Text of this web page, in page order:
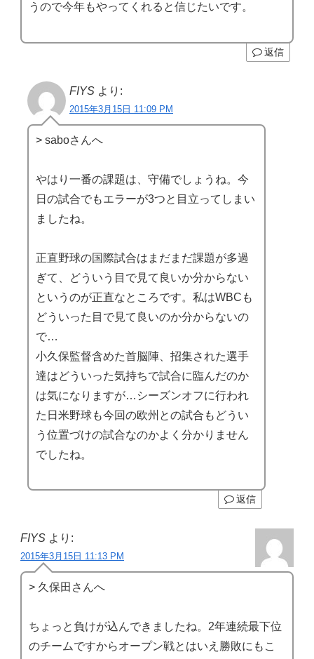
うので今年もやってくれると信じたいです。
返信
FIYS より:
2015年3月15日 11:09 PM
> saboさんへ
やはり一番の課題は、守備でしょうね。今
日の試合でもエラーが3つと目立ってしまい
ましたね。
正直野球の国際試合はまだまだ課題が多過
ぎて、どういう目で見て良いか分からない
というのが正直なところです。私はWBCも
どういった目で見て良いのか分からないの
で…
小久保監督含めた首脳陣、招集された選手
達はどういった気持ちで試合に臨んだのか
は気になりますが…シーズンオフに行われ
た日米野球も今回の欧州との試合もどうい
う位置づけの試合なのかよく分かりません
でしたね。
返信
FIYS より:
2015年3月15日 11:13 PM
> 久保田さんへ
ちょっと負けが込んできましたね。2年連続最下位
のチームですからオープン戦とはいえ勝敗にもこ